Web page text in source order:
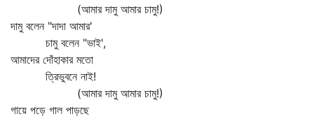
(আমার দামু আমার চামু!)
দামু বলেন "দাদা আমার'
চামু বলেন "ভাই',
আমাদের দোঁহাকার মতো
ত্রিভুবনে নাই!
(আমার দামু আমার চামু!)
গায়ে পড়ে গাল পাড়ছে